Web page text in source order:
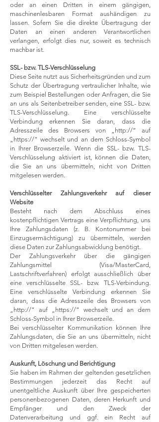
oder an einen Dritten in einem gängigen,
maschinenlesbaren Format aushändigen zu
lassen. Sofern Sie die direkte Übertragung der
Daten an einen anderen Verantwortlichen
verlangen, erfolgt dies nur, soweit es technisch
machbar ist.
SSL- bzw. TLS-Verschlüsselung
Diese Seite nutzt aus Sicherheitsgründen und zum
Schutz der Übertragung vertraulicher Inhalte, wie
zum Beispiel Bestellungen oder Anfragen, die Sie
an uns als Seitenbetreiber senden, eine SSL- bzw.
TLS-Verschlüsselung. Eine verschlüsselte
Verbindung erkennen Sie daran, dass die
Adresszeile des Browsers von „http://“ auf
„https://“ wechselt und an dem Schloss-Symbol
in Ihrer Browserzeile. Wenn die SSL- bzw. TLS-
Verschlüsselung aktiviert ist, können die Daten,
die Sie an uns übermitteln, nicht von Dritten
mitgelesen werden.
Verschlüsselter Zahlungsverkehr auf dieser
Website
Besteht nach dem Abschluss eines
kostenpflichtigen Vertrags eine Verpflichtung, uns
Ihre Zahlungsdaten (z. B. Kontonummer bei
Einzugsermächtigung) zu übermitteln, werden
diese Daten zur Zahlungsabwicklung benötigt.
Der Zahlungsverkehr über die gängigen
Zahlungsmittel (Visa/MasterCard,
Lastschriftverfahren) erfolgt ausschließlich über
eine verschlüsselte SSL- bzw. TLS-Verbindung.
Eine verschlüsselte Verbindung erkennen Sie
daran, dass die Adresszeile des Browsers von
„http://“ auf „https://“ wechselt und an dem
Schloss-Symbol in Ihrer Browserzeile.
Bei verschlüsselter Kommunikation können Ihre
Zahlungsdaten, die Sie an uns übermitteln, nicht
von Dritten mitgelesen werden.
Auskunft, Löschung und Berichtigung
Sie haben im Rahmen der geltenden gesetzlichen
Bestimmungen jederzeit das Recht auf
unentgeltliche Auskunft über Ihre gespeicherten
personenbezogenen Daten, deren Herkunft und
Empfänger und den Zweck der
Datenverarbeitung und ggf. ein Recht auf